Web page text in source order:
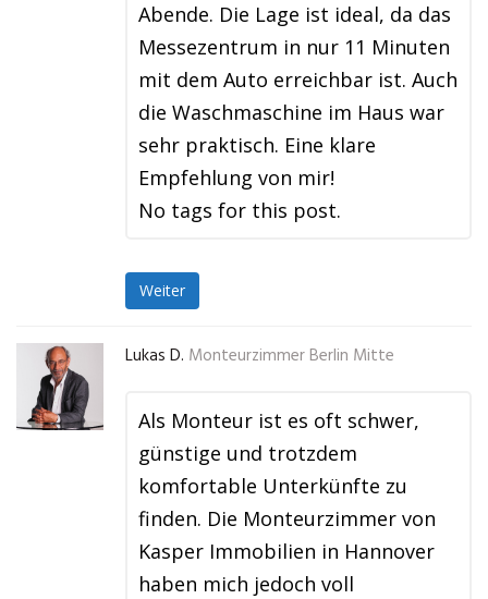
Abende. Die Lage ist ideal, da das
Messezentrum in nur 11 Minuten
mit dem Auto erreichbar ist. Auch
die Waschmaschine im Haus war
sehr praktisch. Eine klare
Empfehlung von mir!
No tags for this post.
Weiter
Lukas D. Monteurzimmer Berlin Mitte
Als Monteur ist es oft schwer,
günstige und trotzdem
komfortable Unterkünfte zu
finden. Die Monteurzimmer von
Kasper Immobilien in Hannover
haben mich jedoch voll